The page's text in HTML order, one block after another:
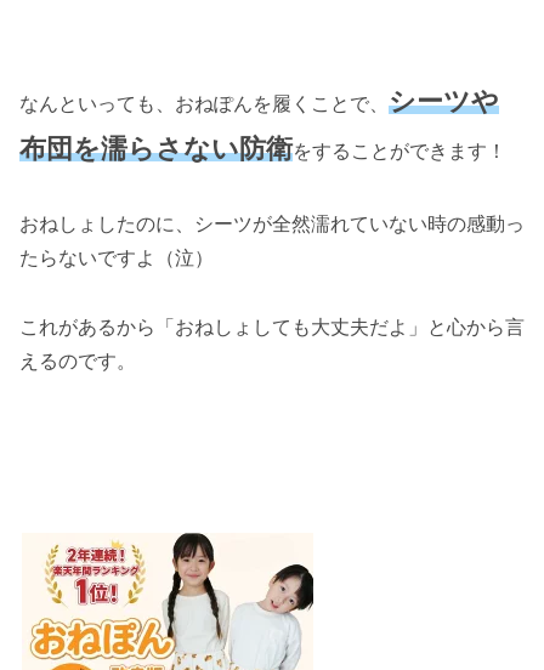
なんといっても、おねぽんを履くことで、 シーツや
布団を濡らさない防衛をすることができます！
おねしょしたのに、シーツが全然濡れていない時の感動っ
たらないですよ（泣）
これがあるから「おねしょしても大丈夫だよ」と心から言
えるのです。